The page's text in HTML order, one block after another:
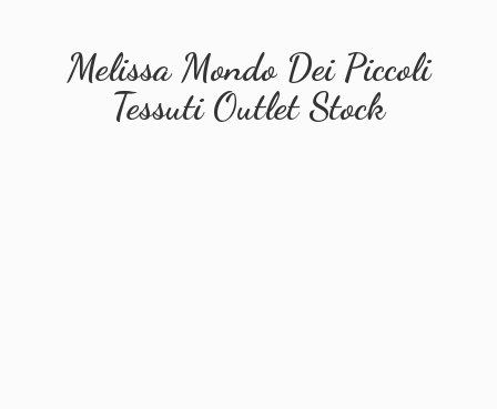
Melissa Mondo Dei Piccoli
Tessuti Outlet Stock